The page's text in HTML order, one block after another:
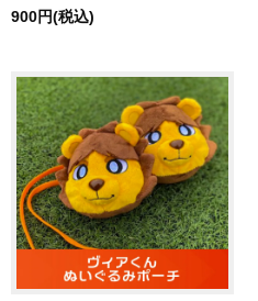
900円(税込)